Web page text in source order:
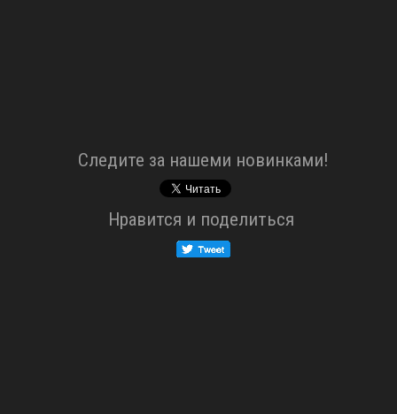
Cледите за нашеми новинками!
Нравится и поделиться